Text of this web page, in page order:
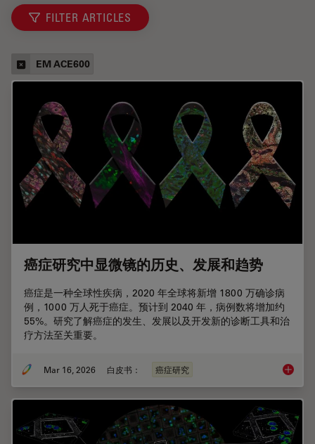
FILTER ARTICLES
EM ACE600
癌症研究中显微镜的历史、发展和趋势
癌症是一种全球性疾病，2020 年全球将新增 1800 万确诊病
例，1000 万人死于癌症。预计到 2040 年，病例数将增加约
55%。研究了解癌症的发生、发展以及开发新的诊断工具和治
疗方法至关重要。
Mar 16, 2026 白皮书： 癌症研究 癌症研